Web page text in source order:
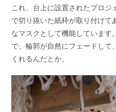
これ、台上に設置されたプロ
で切り抜いた紙枠が取り付けて
なマスクとして機能しています
で、輪郭が自然にフェードして
くれるんだとか。